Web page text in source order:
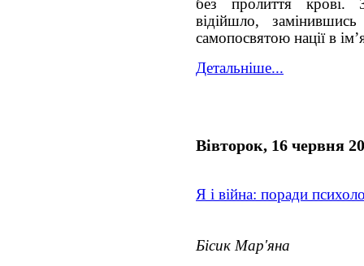
без пролиття крові.
відійшло,
самопосвятою нації в
Детальніше...
Вівторок, 16 червня
Я і війна: поради
Бісик Мар'яна